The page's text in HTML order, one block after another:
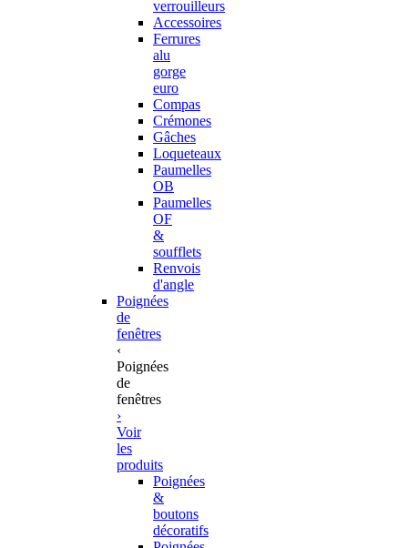
verrouilleurs
Accessoires
Ferrures
alu
gorge
euro
Compas
Crémones
Gâches
Loqueteaux
Paumelles
OB
Paumelles
OF
&
soufflets
Renvois
d'angle
Poignées
de
fenêtres
‹
Poignées
de
fenêtres
›
Voir
les
produits
Poignées
&
boutons
décoratifs